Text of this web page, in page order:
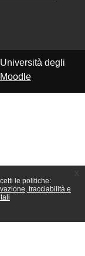
le politiche:
tracciabilità e
degli
Moodle